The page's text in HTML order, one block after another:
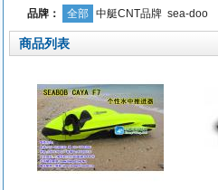
品牌： 全部 中艇CNT品牌 sea-doo
商品列表